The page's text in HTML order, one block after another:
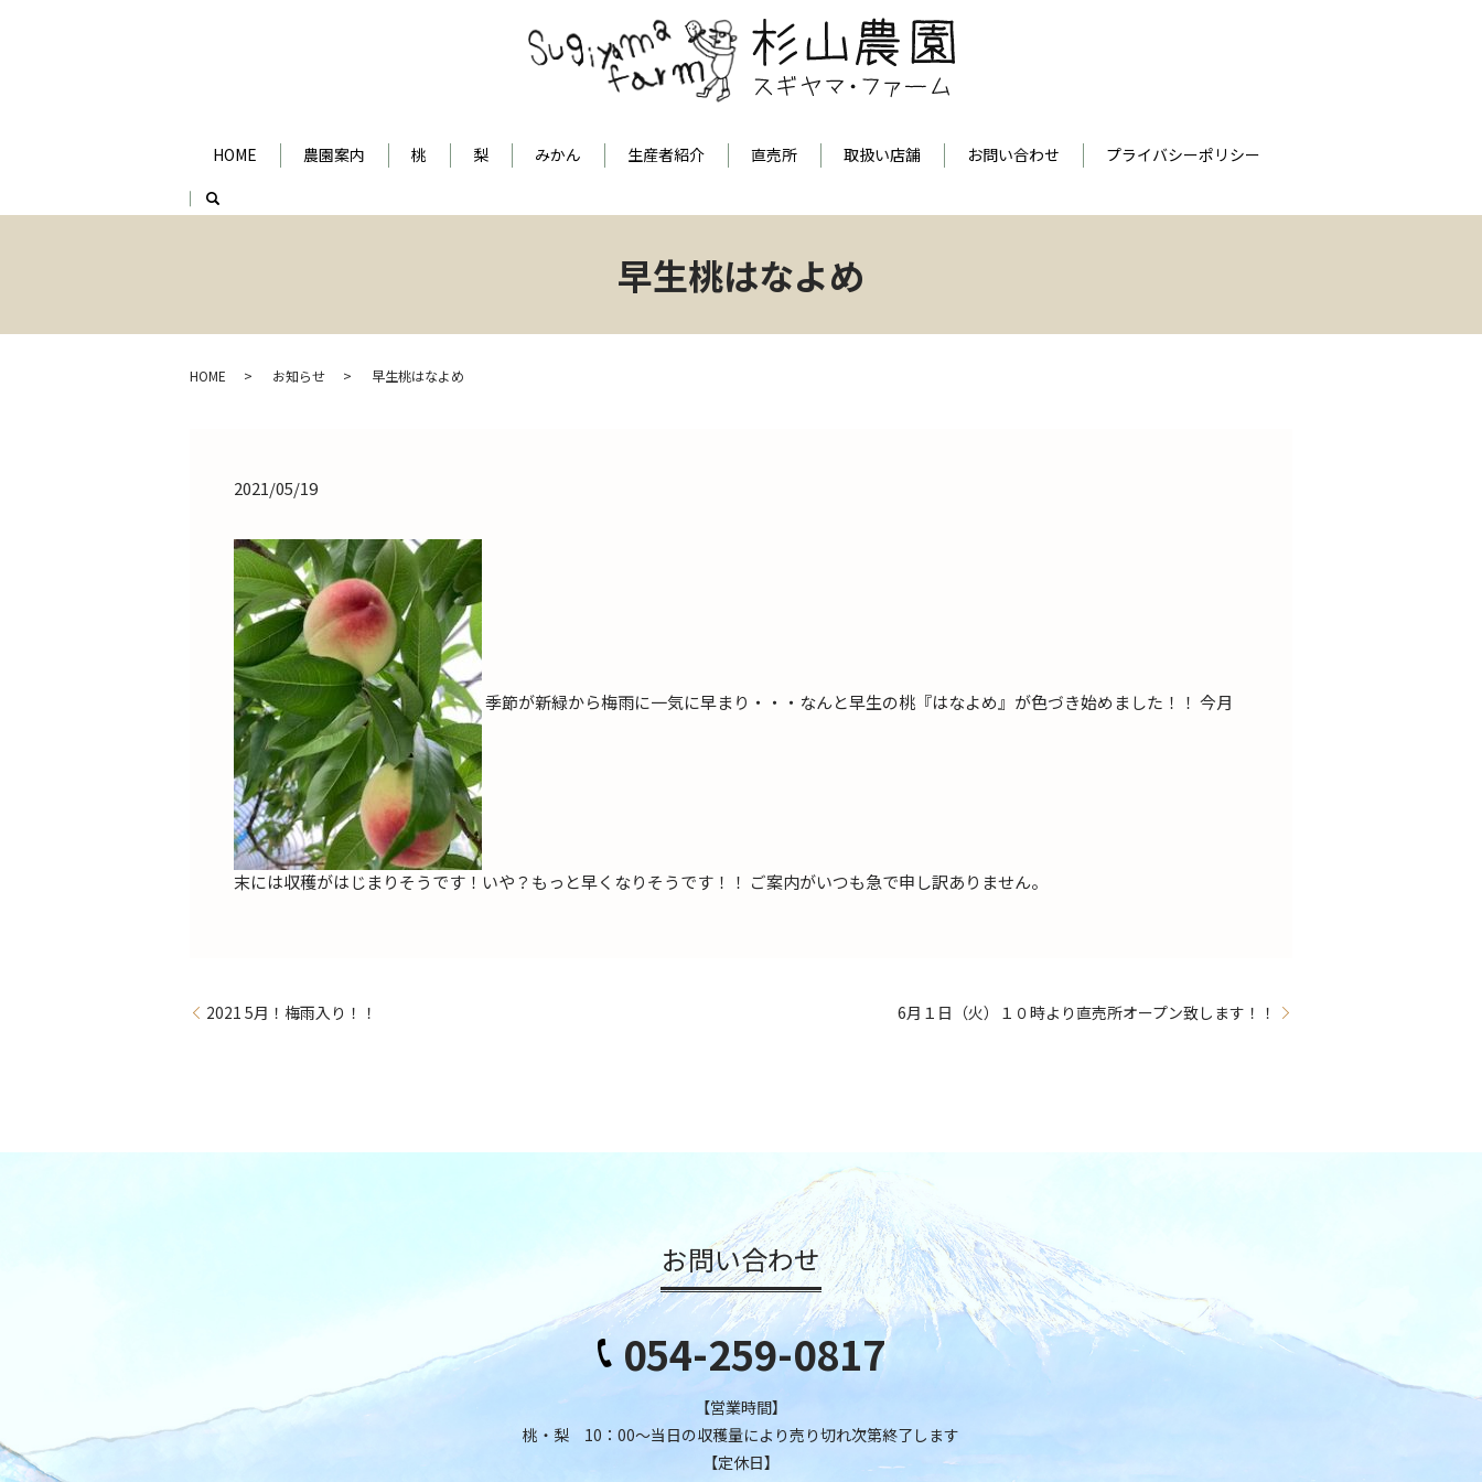
HOME 農園案内 桃 梨 みかん 生産者紹介 直売所 取扱い店舗 お問い合わせ プライバシーポリシー
search
早生桃はなよめ
HOME お知らせ 早生桃はなよめ
2021/05/19
季節が新緑から梅雨に一気に早まり・・・なんと早生の桃『はなよめ』が色づき始めました！！ 今月
末には収穫がはじまりそうです！いや？もっと早くなりそうです！！ ご案内がいつも急で申し訳ありません。
2021 5月！梅雨入り！！ 6月１日（火）１０時より直売所オープン致します！！
お問い合わせ
054-259-0817
【営業時間】
桃・梨 10：00～当日の収穫量により売り切れ次第終了します
【定休日】